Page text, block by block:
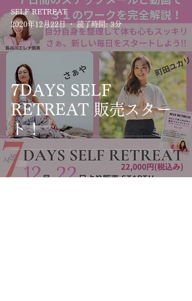
7DAYS SELF
RETREAT 販売スター
ト！
SELF RETREAT
2020年12月22日
読了時間: 3分